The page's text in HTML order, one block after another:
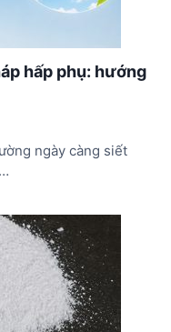
hấp phụ: hướng
ngày càng siết